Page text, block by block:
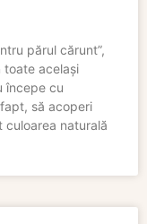
părul cărunt”,
toate același
începe cu
să acoperi
naturală